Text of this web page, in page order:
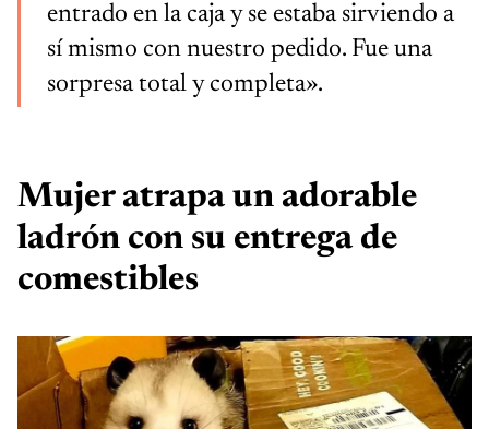
entrado en la caja y se estaba sirviendo a
sí mismo con nuestro pedido. Fue una
sorpresa total y completa».
Mujer atrapa un adorable
ladrón con su entrega de
comestibles